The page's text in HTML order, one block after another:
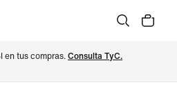
en tus compras. Consulta TyC.